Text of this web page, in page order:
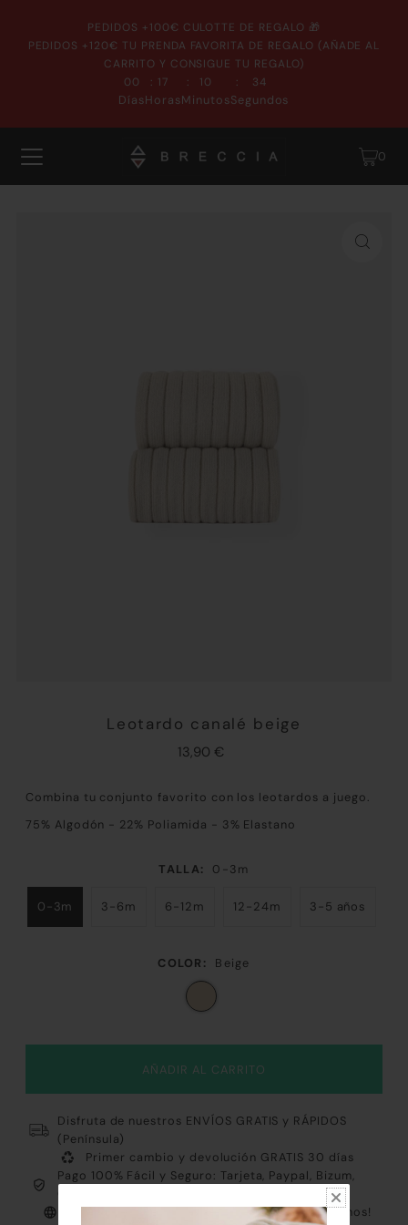
PEDIDOS +100€ CULOTTE DE REGALO 🎁
PEDIDOS +120€ TU PRENDA FAVORITA DE REGALO (AÑADE AL
CARRITO Y CONSIGUE TU REGALO)
00
Días
: 17
Horas
: 10
Minutos
: 34
Segundos
0
Leotardo canalé beige
13,90 €
Combina tu conjunto favorito con los leotardos a juego.
75% Algodón - 22% Poliamida - 3% Elastano
TALLA: 0-3m
0-3m 3-6m 6-12m 12-24m 3-5 años
COLOR: Beige
Disfruta de nuestros ENVÍOS GRATIS y RÁPIDOS
(Península)
Primer cambio y devolución GRATIS 30 días
Pago 100% Fácil y Seguro: Tarjeta, Paypal, Bizum,
Atención al cliente PERSONALIZADA ¡Consúltanos!